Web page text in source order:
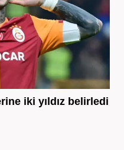
iki yıldız belirledi